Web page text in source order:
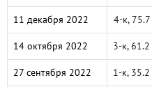
11 декабря 2022 4-к, 75.7
14 октября 2022 3-к, 61.2
27 сентября 2022 1-к, 35.2